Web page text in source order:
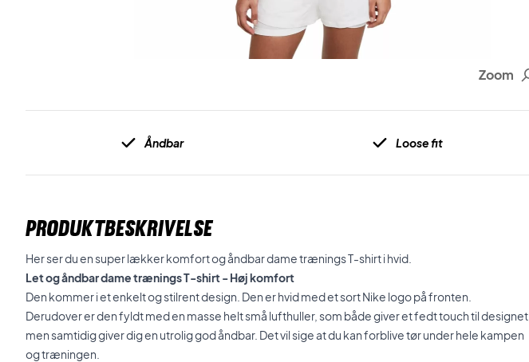
Zoom
Åndbar Loose fit
PRODUKTBESKRIVELSE
Her ser du en super lækker komfort og åndbar dame trænings T-shirt i hvid.
Let og åndbar dame trænings T-shirt - Høj komfort
Den kommer i et enkelt og stilrent design. Den er hvid med et sort Nike logo på fronten.
Derudover er den fyldt med en masse helt små lufthuller, som både giver et fedt touch til designet,
men samtidig giver dig en utrolig god åndbar. Det vil sige at du kan forblive tør under hele kampen
og træningen.